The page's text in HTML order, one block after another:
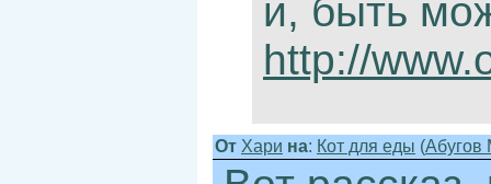
и, быть
http://
От Хари на: Кот для еды (Абугов